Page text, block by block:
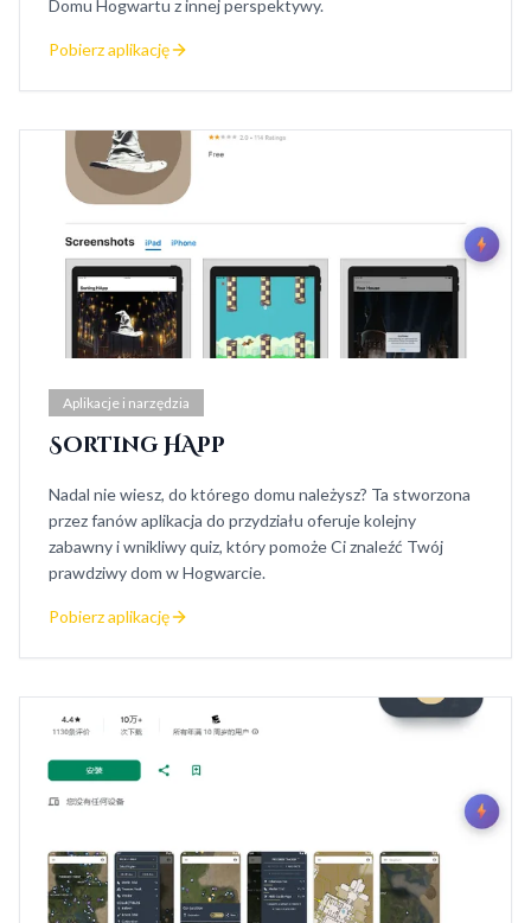
Domu Hogwartu z innej perspektywy.
Pobierz aplikację
Aplikacje i narzędzia
Sorting HApp
Nadal nie wiesz, do którego domu należysz? Ta stworzona
przez fanów aplikacja do przydziału oferuje kolejny
zabawny i wnikliwy quiz, który pomoże Ci znaleźć Twój
prawdziwy dom w Hogwarcie.
Pobierz aplikację